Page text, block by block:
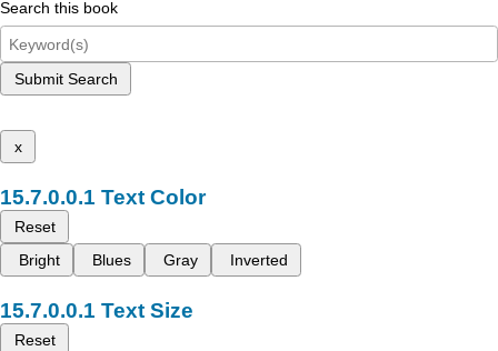
Search this book
Submit Search
x
Text Color
Reset
Bright
Blues Gray Inverted
Text Size
Reset